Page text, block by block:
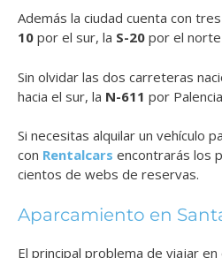
Además la ciudad cuenta con
10 por el sur, la S-20 por el norte
Sin olvidar las dos carreteras
hacia el sur, la N-611 por
Si necesitas alquilar un vehículo
con Rentalcars encontrarás los
cientos de webs de reservas.
Aparcamiento en
El principal problema de viajar